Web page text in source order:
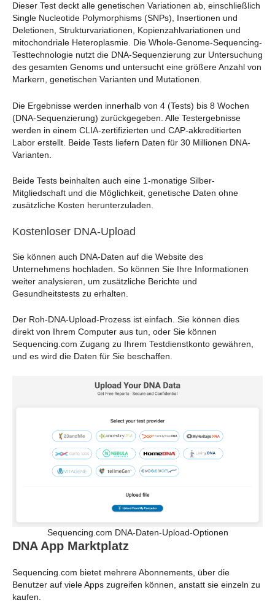
Dieser Test deckt alle genetischen Variationen ab, einschließlich
Single Nucleotide Polymorphisms (SNPs), Insertionen und
Deletionen, Strukturvariationen, Kopienzahlvariationen und
mitochondriale Heteroplasmie. Die Whole-Genome-Sequencing-
Testtechnologie nutzt die DNA-Sequenzierung zur Untersuchung
des gesamten Genoms und untersucht eine größere Anzahl von
Markern, genetischen Varianten und Mutationen.
Die Ergebnisse werden innerhalb von 4 (Tests) bis 8 Wochen
(DNA-Sequenzierung) zurückgegeben. Alle Testergebnisse
werden in einem CLIA-zertifizierten und CAP-akkreditierten
Labor erstellt. Beide Tests liefern Daten für 30 Millionen DNA-
Varianten.
Beide Tests beinhalten auch eine 1-monatige Silber-
Mitgliedschaft und die Möglichkeit, genetische Daten ohne
zusätzliche Kosten herunterzuladen.
Kostenloser DNA-Upload
Sie können auch DNA-Daten auf die Website des
Unternehmens hochladen. So können Sie Ihre Informationen
weiter analysieren, um zusätzliche Berichte und
Gesundheitstests zu erhalten.
Der Roh-DNA-Upload-Prozess ist einfach. Sie können dies
direkt von Ihrem Computer aus tun, oder Sie können
Sequencing.com Zugang zu Ihrem Testdienstkonto gewähren,
und es wird die Daten für Sie beschaffen.
Sequencing.com DNA-Daten-Upload-Optionen
DNA App Marktplatz
Sequencing.com bietet mehrere Abonnements, über die
Benutzer auf viele Apps zugreifen können, anstatt sie einzeln zu
kaufen.